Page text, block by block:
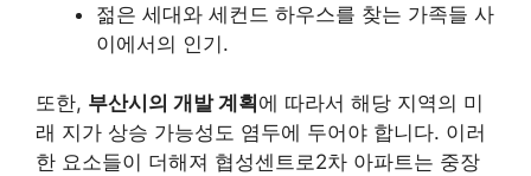
젊은 세대와 세컨드 하우스를 찾는 가족들 사
이에서의 인기.
또한, 부산시의 개발 계획 에 따라서 해당 지역의 미
래 지가 상승 가능성도 염두에 두어야 합니다. 이러
한 요소들이 더해져 협성센트로2차 아파트는 중장